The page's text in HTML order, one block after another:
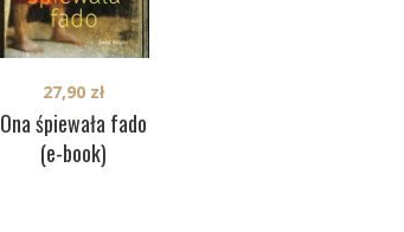
Ona śpiewała fado
(e-book)
27,90 zł